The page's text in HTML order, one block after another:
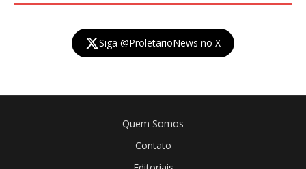
Siga @ProletarioNews no X
Quem Somos
Contato